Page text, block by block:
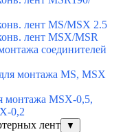
лент MS/MSX 2.5
лент MSX/MSR
соединителей
монтажа MS, MSX
монтажа MSX-0,5,
0,2
лент
▼